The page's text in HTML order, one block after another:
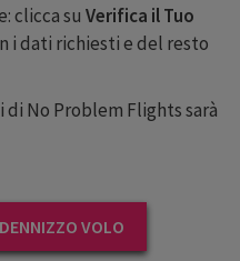
clicca su Verifica il Tuo
i dati richiesti e del resto
No Problem Flights sarà
VOLO